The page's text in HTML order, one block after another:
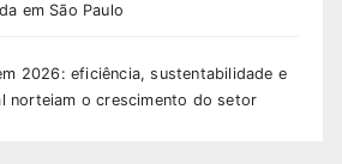
em São Paulo
2026: eficiência, sustentabilidade e
norteiam o crescimento do setor